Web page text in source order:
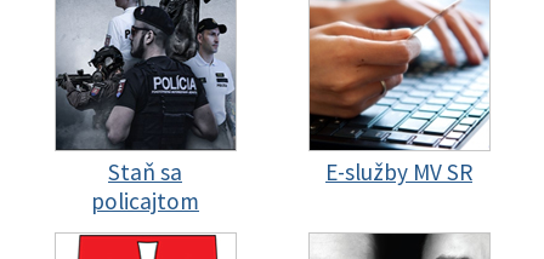
Staň sa
policajtom
E-služby MV SR